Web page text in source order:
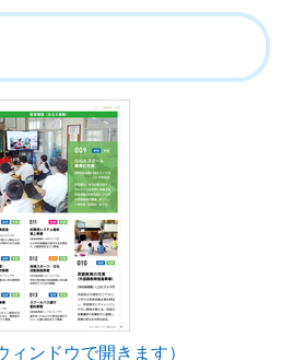
ィンドウで開きます）